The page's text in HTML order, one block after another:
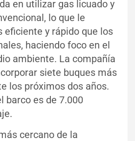
en utilizar gas licuado y
lo que le
eficiente y rápido que los
haciendo foco en el
ambiente. La compañía
siete buques más
los próximos dos años.
barco es de 7.000
cercano de la